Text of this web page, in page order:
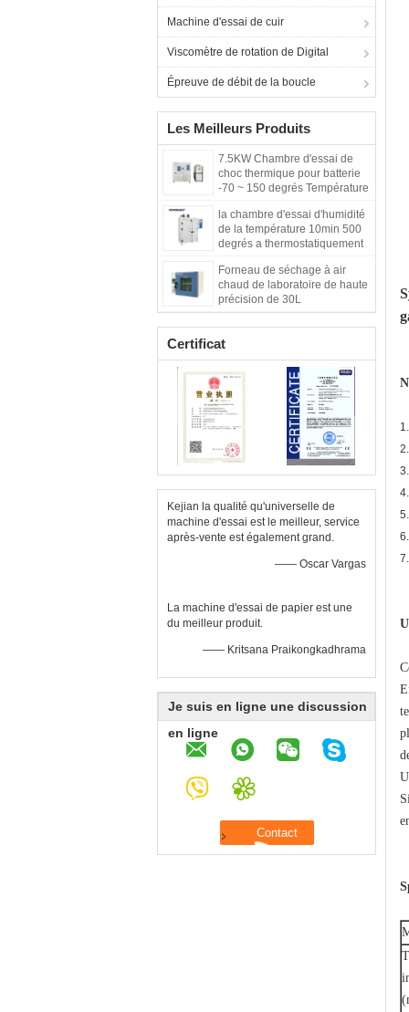
Machine d'essai de cuir
Viscomètre de rotation de Digital
Épreuve de débit de la boucle
Les Meilleurs Produits
7.5KW Chambre d'essai de
choc thermique pour batterie
-70 ~ 150 degrés Température
la chambre d'essai d'humidité
de la température 10min 500
degrés a thermostatiquement
Forneau de séchage à air
chaud de laboratoire de haute
précision de 30L
Certificat
Kejian la qualité qu'universelle de
machine d'essai est le meilleur, service
après-vente est également grand.
—— Oscar Vargas
La machine d'essai de papier est une
du meilleur produit.
—— Kritsana Praikongkadhrama
Je suis en ligne une discussion
en ligne